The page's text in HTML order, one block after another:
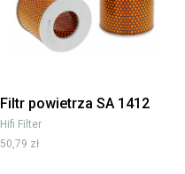
Filtr powietrza SA 1412
Hifi Filter
50,79 zł